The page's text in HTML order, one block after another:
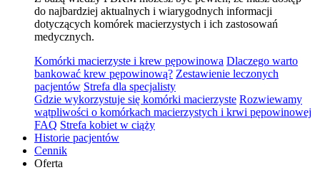
do najbardziej aktualnych i wiarygodnych informacji
dotyczących komórek macierzystych i ich zastosowań
medycznych.
Komórki macierzyste i krew pępowinowa Dlaczego warto
bankować krew pępowinową? Zestawienie leczonych
pacjentów Strefa dla specjalisty
Gdzie wykorzystuje się komórki macierzyste Rozwiewamy
wątpliwości o komórkach macierzystych i krwi pępowinowej
FAQ Strefa kobiet w ciąży
Historie pacjentów
Cennik
Oferta